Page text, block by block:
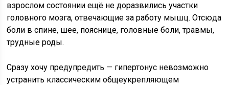
взрослом состоянии ещё не доразвились участки
головного мозга, отвечающие за работу мышц. Отсюда
боли в спине, шее, пояснице, головные боли, травмы,
трудные роды.
Сразу хочу предупредить — гипертонус невозможно
устранить классическим общеукрепляющем